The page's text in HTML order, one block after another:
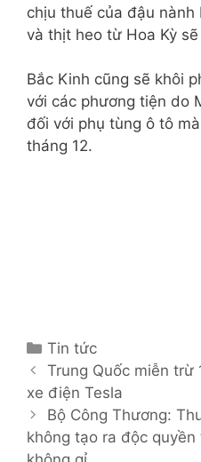
chịu thuế của đậu
và thịt heo từ Hoa Kỳ
Bắc Kinh cũng sẽ khôi
với các phương tiện do
đối với phụ tùng ô tô
tháng 12.
C
a
t
e
g
Tin tức
P
o
s
t
Trung Quốc miễn trừ
xe điện Tesla
Bộ Công Thương:
không tạo ra độc